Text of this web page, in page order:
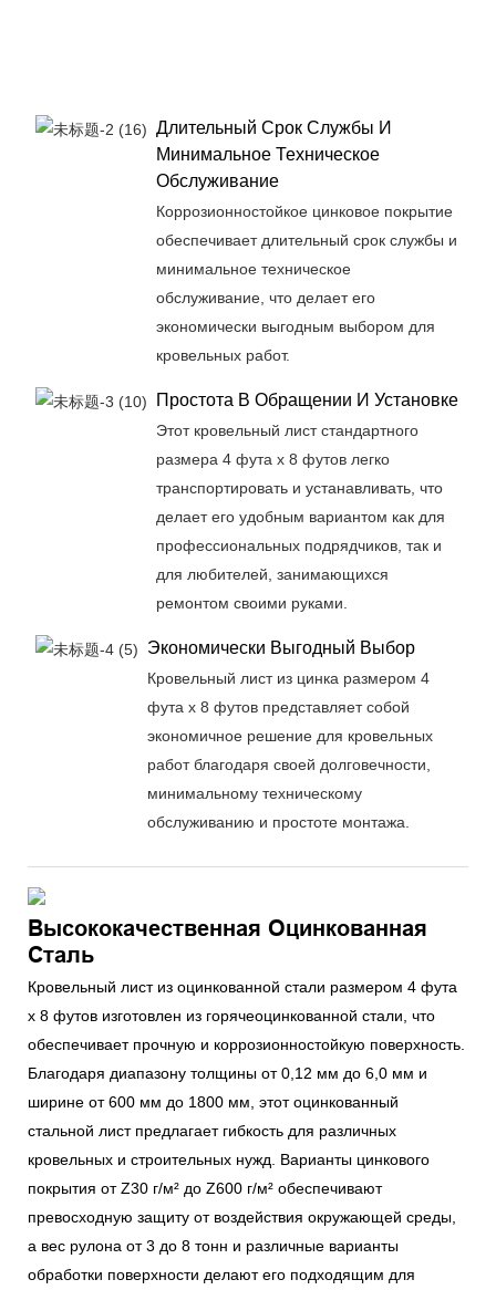
Длительный Срок Службы И
Минимальное Техническое
Обслуживание
Коррозионностойкое цинковое покрытие
обеспечивает длительный срок службы и
минимальное техническое
обслуживание, что делает его
экономически выгодным выбором для
кровельных работ.
Простота В Обращении И Установке
Этот кровельный лист стандартного
размера 4 фута x 8 футов легко
транспортировать и устанавливать, что
делает его удобным вариантом как для
профессиональных подрядчиков, так и
для любителей, занимающихся
ремонтом своими руками.
Экономически Выгодный Выбор
Кровельный лист из цинка размером 4
фута x 8 футов представляет собой
экономичное решение для кровельных
работ благодаря своей долговечности,
минимальному техническому
обслуживанию и простоте монтажа.
Высококачественная Оцинкованная
Сталь
Кровельный лист из оцинкованной стали размером 4 фута
x 8 футов изготовлен из горячеоцинкованной стали, что
обеспечивает прочную и коррозионностойкую поверхность.
Благодаря диапазону толщины от 0,12 мм до 6,0 мм и
ширине от 600 мм до 1800 мм, этот оцинкованный
стальной лист предлагает гибкость для различных
кровельных и строительных нужд. Варианты цинкового
покрытия от Z30 г/м² до Z600 г/м² обеспечивают
превосходную защиту от воздействия окружающей среды,
а вес рулона от 3 до 8 тонн и различные варианты
обработки поверхности делают его подходящим для